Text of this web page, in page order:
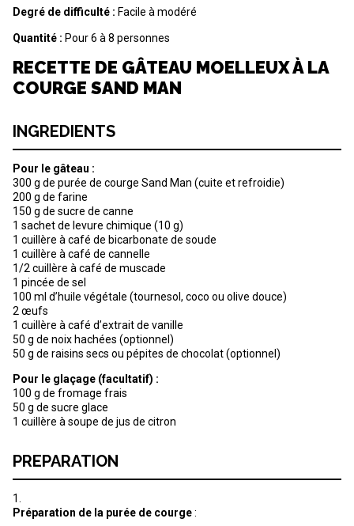
Degré de difficulté : Facile à modéré
Quantité : Pour 6 à 8 personnes
RECETTE DE GÂTEAU MOELLEUX À LA
COURGE SAND MAN
INGREDIENTS
Pour le gâteau :
300 g de purée de courge Sand Man (cuite et refroidie)
200 g de farine
150 g de sucre de canne
1 sachet de levure chimique (10 g)
1 cuillère à café de bicarbonate de soude
1 cuillère à café de cannelle
1/2 cuillère à café de muscade
1 pincée de sel
100 ml d’huile végétale (tournesol, coco ou olive douce)
2 œufs
1 cuillère à café d’extrait de vanille
50 g de noix hachées (optionnel)
50 g de raisins secs ou pépites de chocolat (optionnel)
Pour le glaçage (facultatif) :
100 g de fromage frais
50 g de sucre glace
1 cuillère à soupe de jus de citron
PREPARATION
Préparation de la purée de courge: